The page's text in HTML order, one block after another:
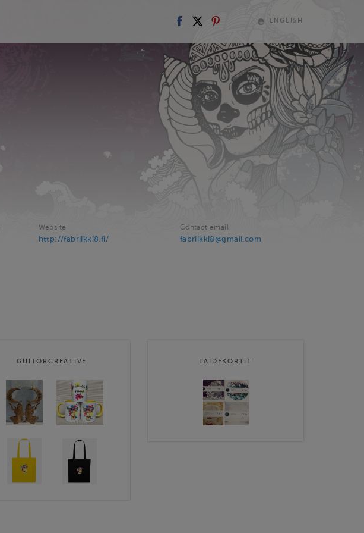
ENGLISH
Website
http://fabriikki8.fi/
Contact email
fabriikki8@gmail.com
GUITORCREATIVE TAIDEKORTIT